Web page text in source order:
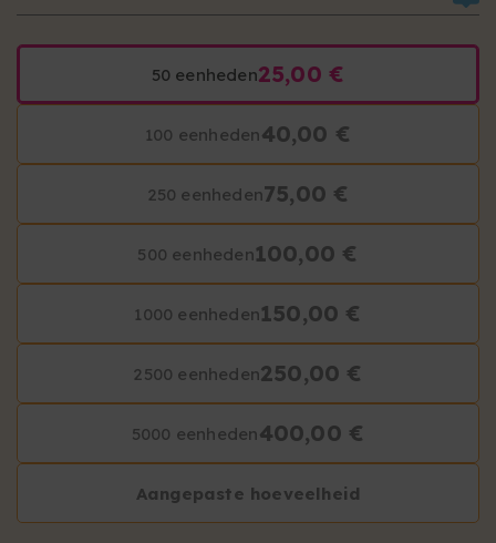
50 eenheden25,00 €
100 eenheden40,00 €
250 eenheden75,00 €
500 eenheden100,00 €
1000 eenheden150,00 €
2500 eenheden250,00 €
5000 eenheden400,00 €
Aangepaste hoeveelheid